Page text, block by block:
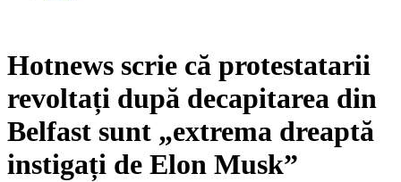
Hotnews scrie că protestatarii
revoltați după decapitarea din
Belfast sunt „extrema dreaptă
instigați de Elon Musk”